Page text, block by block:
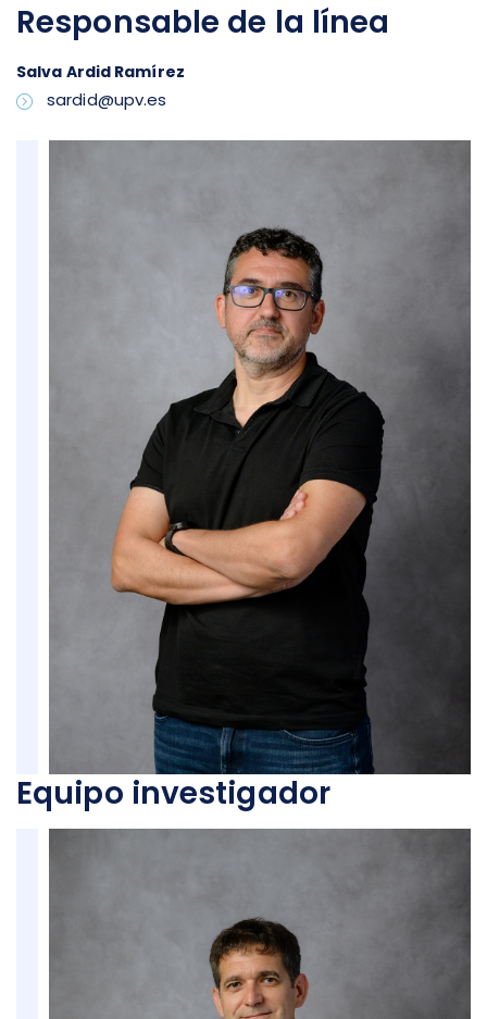
Responsable de la línea
Salva Ardid Ramírez
sardid@upv.es
Equipo investigador